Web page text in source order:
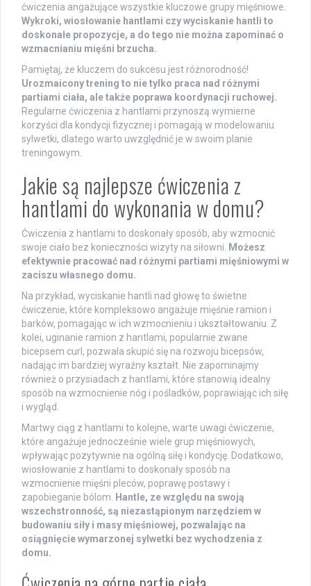
ćwiczenia angażujące wszystkie kluczowe grupy mięśniowe.
Wykroki, wiosłowanie hantlami czy wyciskanie hantli to
doskonałe propozycje, a do tego nie można zapominać o
wzmacnianiu mięśni brzucha.
Pamiętaj, że kluczem do sukcesu jest różnorodność!
Urozmaicony trening to nie tylko praca nad różnymi
partiami ciała, ale także poprawa koordynacji ruchowej.
Regularne ćwiczenia z hantlami przynoszą wymierne
korzyści dla kondycji fizycznej i pomagają w modelowaniu
sylwetki, dlatego warto uwzględnić je w swoim planie
treningowym.
Jakie są najlepsze ćwiczenia z
hantlami do wykonania w domu?
Ćwiczenia z hantlami to doskonały sposób, aby wzmocnić
swoje ciało bez konieczności wizyty na siłowni.
Możesz
efektywnie pracować nad różnymi partiami mięśniowymi w
zaciszu własnego domu.
Na przykład, wyciskanie hantli nad głowę to świetne
ćwiczenie, które kompleksowo angażuje mięśnie ramion i
barków, pomagając w ich wzmocnieniu i ukształtowaniu. Z
kolei, uginanie ramion z hantlami, popularnie zwane
bicepsem curl, pozwala skupić się na rozwoju bicepsów,
nadając im bardziej wyraźny kształt. Nie zapominajmy
również o przysiadach z hantlami, które stanowią idealny
sposób na wzmocnienie nóg i pośladków, poprawiając ich siłę
i wygląd.
Martwy ciąg z hantlami to kolejne, warte uwagi ćwiczenie,
które angażuje jednocześnie wiele grup mięśniowych,
wpływając pozytywnie na ogólną siłę i kondycję. Dodatkowo,
wiosłowanie z hantlami to doskonały sposób na
wzmocnienie mięśni pleców, poprawę postawy i
zapobieganie bólom.
Hantle, ze względu na swoją
wszechstronność, są niezastąpionym narzędziem w
budowaniu siły i masy mięśniowej, pozwalając na
osiągnięcie wymarzonej sylwetki bez wychodzenia z
domu.